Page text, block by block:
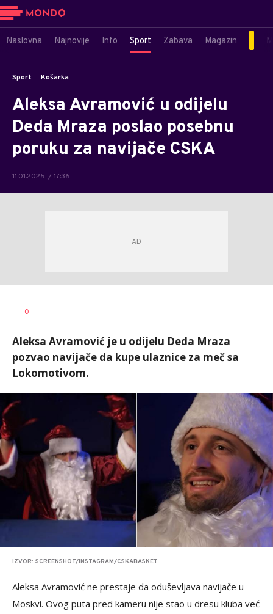
Naslovna Najnovije Info Sport Zabava Magazin
Sport Košarka
Aleksa Avramović u odijelu
Deda Mraza poslao posebnu
poruku za navijače CSKA
11.01.2025. / 17:36
AUTOR
0
Aleksa Avramović je u odijelu Deda Mraza
pozvao navijače da kupe ulaznice za meč sa
Lokomotivom.
IZVOR: SCREENSHOT/INSTAGRAM/CSKABASKET
Aleksa Avramović ne prestaje da oduševljava navijače u
Moskvi. Ovog puta pred kameru nije stao u dresu kluba već